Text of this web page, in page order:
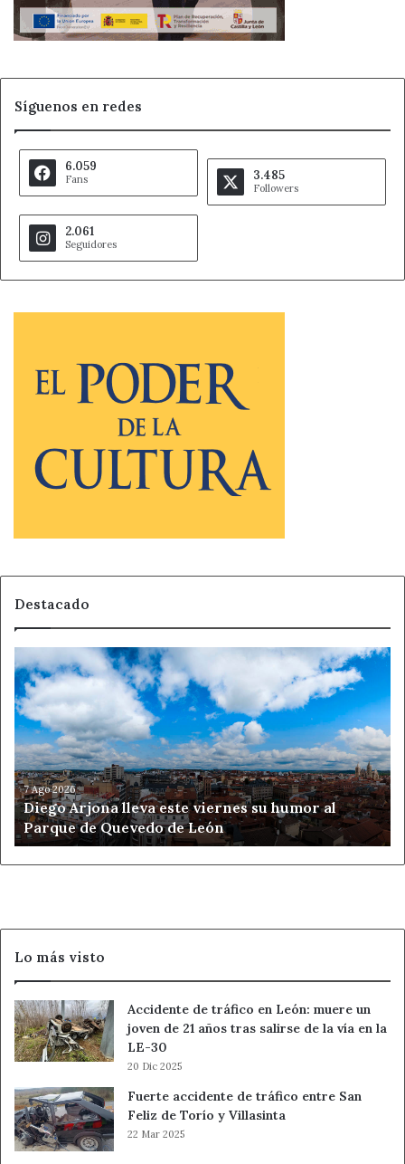
Síguenos en redes
6.059
Fans 3.485
Followers
2.061
Seguidores
Destacado
Diego
Arjona
lleva
este
viernes
su
humor
al
Parque
de
Quevedo
de
7 Ago 2026
Diego Arjona lleva este viernes su humor al
Parque de Quevedo de León
Lo más visto
Accidente de tráfico en León: muere un
joven de 21 años tras salirse de la vía en la
LE-30
20 Dic 2025
Fuerte accidente de tráfico entre San
Feliz de Torío y Villasinta
22 Mar 2025